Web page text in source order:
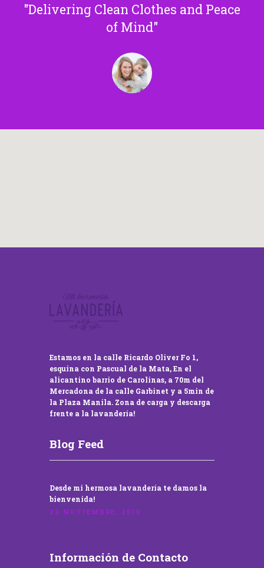
Delivering Clean Clothes and Peace
of Mind
Estamos en la calle Ricardo Oliver Fo 1,
esquina con Pascual de la Mata, En el
alicantino barrio de Carolinas, a 70m del
Mercadona de la calle Garbinet y a 5min de
la Plaza Manila. Zona de carga y descarga
frente a la lavandería!
Blog Feed
Desde mi hermosa lavandería te damos la
bienvenida!
22 NOVIEMBRE, 2016
Información de Contacto